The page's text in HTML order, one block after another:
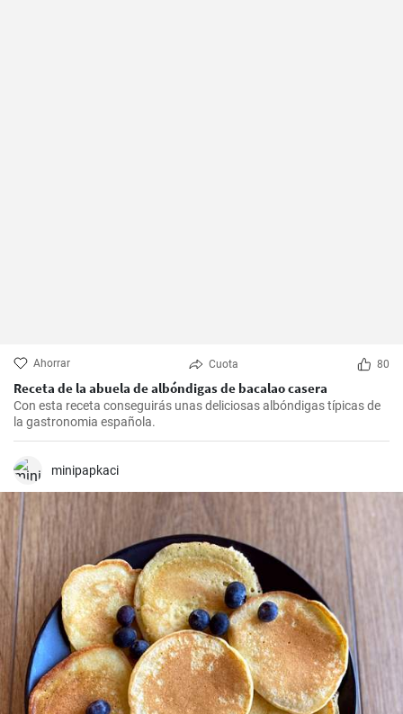
Ahorrar Cuota 80
Receta de la abuela de albóndigas de bacalao casera
Con esta receta conseguirás unas deliciosas albóndigas típicas de
la gastronomia española.
minipapkaci